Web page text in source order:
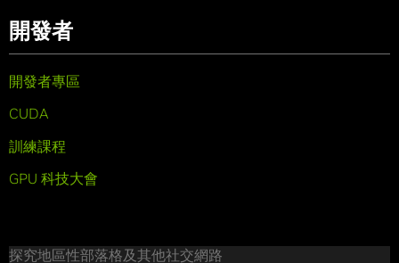
開發者
開發者專區
CUDA
訓練課程
GPU 科技大會
探究地區性部落格及其他社交網路